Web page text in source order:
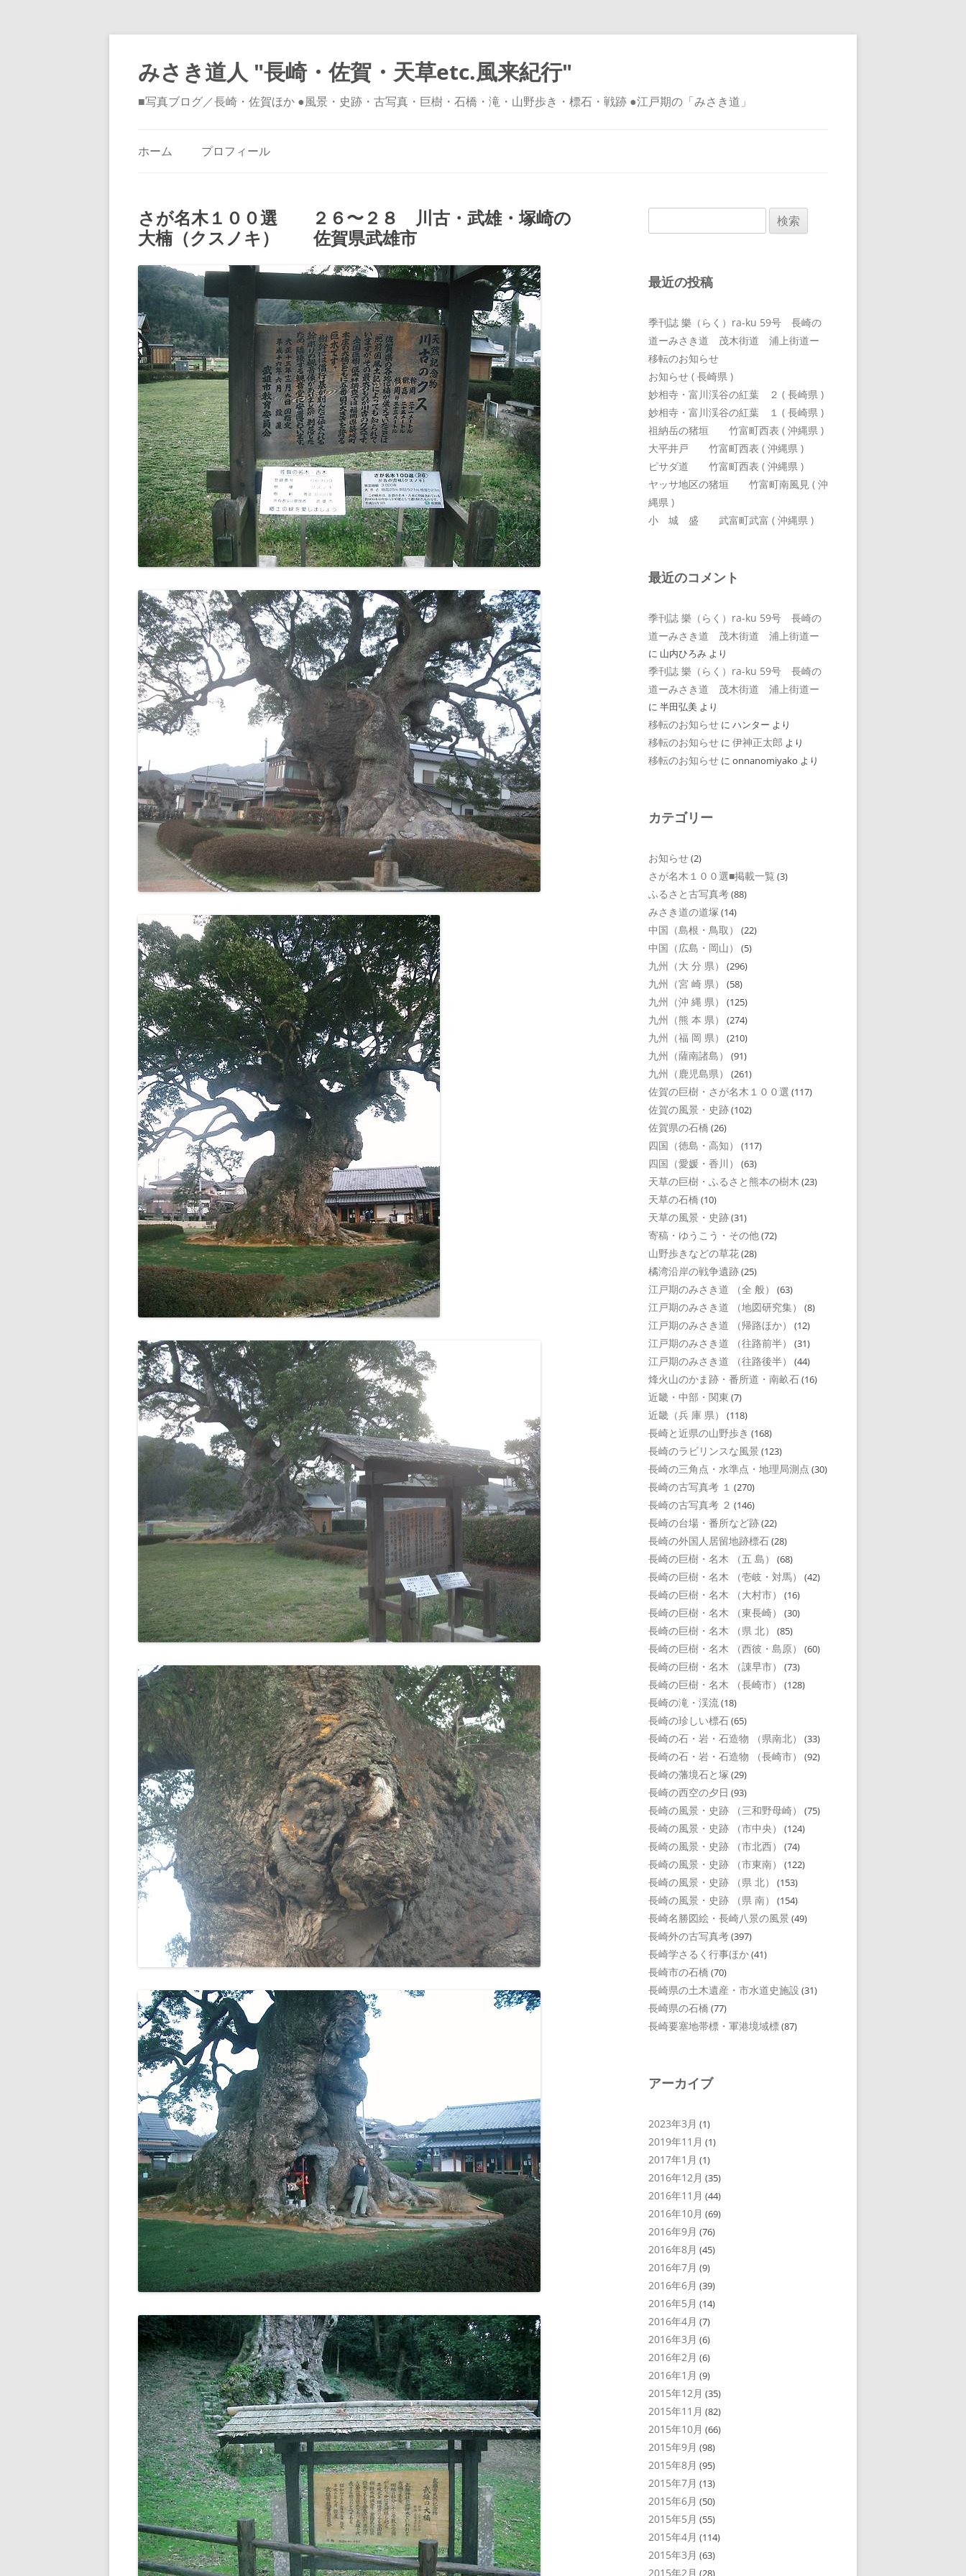
みさき道人 "長崎・佐賀・天草etc.風来紀行"
■写真ブログ／長崎・佐賀ほか ●風景・史跡・古写真・巨樹・石橋・滝・山野歩き・標石・戦跡 ●江戸期の「みさき道」
ッ
プ
ホーム プロフィール
さが名木１００選 ２６〜２８ 川古・武雄・塚崎の
大楠（クスノキ） 佐賀県武雄市
索:
最近の投稿
季刊誌 樂（らく）ra-ku 59号 長崎の
道ーみさき道 茂木街道 浦上街道ー
移転のお知らせ
お知らせ ( 長崎県 )
妙相寺・富川渓谷の紅葉 ２ ( 長崎県 )
妙相寺・富川渓谷の紅葉 １ ( 長崎県 )
祖納岳の猪垣 竹富町西表 ( 沖縄県 )
大平井戸 竹富町西表 ( 沖縄県 )
ピサダ道 竹富町西表 ( 沖縄県 )
ヤッサ地区の猪垣 竹富町南風見 ( 沖
縄県 )
小 城 盛 武富町武富 ( 沖縄県 )
最近のコメント
季刊誌 樂（らく）ra-ku 59号 長崎の
道ーみさき道 茂木街道 浦上街道ー
に 山内ひろみ より
季刊誌 樂（らく）ra-ku 59号 長崎の
道ーみさき道 茂木街道 浦上街道ー
に 半田弘美 より
移転のお知らせ に ハンター より
移転のお知らせ に 伊神正太郎 より
移転のお知らせ に onnanomiyako より
カテゴリー
お知らせ(2)
さが名木１００選■掲載一覧 (3)
ふるさと古写真考(88)
みさき道の道塚 (14)
中国（島根・鳥取） (22)
中国（広島・岡山） (5)
九州（大 分 県） (296)
九州（宮 崎 県） (58)
九州（沖 縄 県） (125)
九州（熊 本 県） (274)
九州（福 岡 県） (210)
九州（薩南諸島） (91)
九州（鹿児島県） (261)
佐賀の巨樹・さが名木１００選 (117)
佐賀の風景・史跡(102)
佐賀県の石橋 (26)
四国（徳島・高知） (117)
四国（愛媛・香川） (63)
天草の巨樹・ふるさと熊本の樹木 (23)
天草の石橋 (10)
天草の風景・史跡(31)
寄稿・ゆうこう・その他(72)
山野歩きなどの草花(28)
橘湾沿岸の戦争遺跡(25)
江戸期のみさき道 （全 般） (63)
江戸期のみさき道 （地図研究集） (8)
江戸期のみさき道 （帰路ほか） (12)
江戸期のみさき道 （往路前半） (31)
江戸期のみさき道 （往路後半） (44)
烽火山のかま跡・番所道・南畝石(16)
近畿・中部・関東 (7)
近畿（兵 庫 県） (118)
長崎と近県の山野歩き (168)
長崎のラビリンスな風景 (123)
長崎の三角点・水準点・地理局測点 (30)
長崎の古写真考 １ (270)
長崎の古写真考 ２ (146)
長崎の台場・番所など跡(22)
長崎の外国人居留地跡標石(28)
長崎の巨樹・名木 （五 島） (68)
長崎の巨樹・名木 （壱岐・対馬） (42)
長崎の巨樹・名木 （大村市） (16)
長崎の巨樹・名木 （東長崎） (30)
長崎の巨樹・名木 （県 北） (85)
長崎の巨樹・名木 （西彼・島原） (60)
長崎の巨樹・名木 （諌早市） (73)
長崎の巨樹・名木 （長崎市） (128)
長崎の滝・渓流(18)
長崎の珍しい標石(65)
長崎の石・岩・石造物 （県南北） (33)
長崎の石・岩・石造物 （長崎市） (92)
長崎の藩境石と塚 (29)
長崎の西空の夕日 (93)
長崎の風景・史跡 （三和野母崎） (75)
長崎の風景・史跡 （市中央） (124)
長崎の風景・史跡 （市北西） (74)
長崎の風景・史跡 （市東南） (122)
長崎の風景・史跡 （県 北） (153)
長崎の風景・史跡 （県 南） (154)
長崎名勝図絵・長崎八景の風景 (49)
長崎外の古写真考(397)
長崎学さるく行事ほか(41)
長崎市の石橋 (70)
長崎県の土木遺産・市水道史施設 (31)
長崎県の石橋 (77)
長崎要塞地帯標・軍港境域標(87)
アーカイブ
2023年3月 (1)
2019年11月 (1)
2017年1月 (1)
2016年12月 (35)
2016年11月 (44)
2016年10月 (69)
2016年9月 (76)
2016年8月 (45)
2016年7月 (9)
2016年6月 (39)
2016年5月 (14)
2016年4月 (7)
2016年3月 (6)
2016年2月 (6)
2016年1月 (9)
2015年12月 (35)
2015年11月 (82)
2015年10月 (66)
2015年9月 (98)
2015年8月 (95)
2015年7月 (13)
2015年6月 (50)
2015年5月 (55)
2015年4月 (114)
2015年3月 (63)
2015年2月 (28)